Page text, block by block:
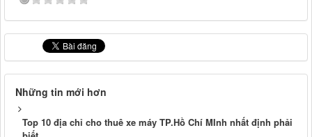
Những tin mới hơn
Top 10 địa chỉ cho thuê xe máy TP.Hồ Chí MInh nhất định phải